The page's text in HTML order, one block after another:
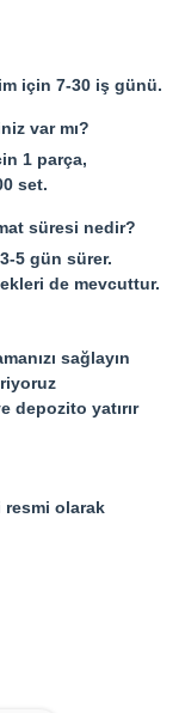
için 7-30 iş günü.
var mı?
1 parça,
set.
süresi nedir?
5 gün sürer.
de mevcuttur.
sağlayın
depozito yatırır
resmi olarak